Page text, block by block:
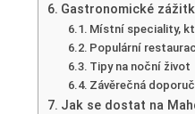
Gastronomické
Místní speciality,
Populární
Tipy na noční život
Závěrečná
Jak se dostat na